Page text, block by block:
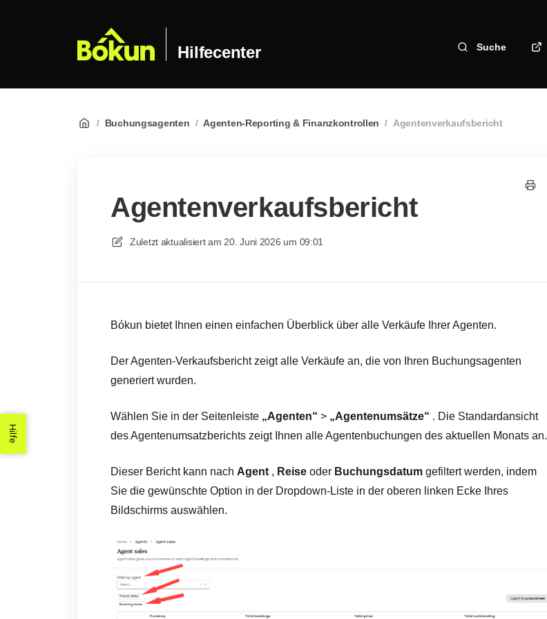
Hilfecenter Suche
/ Buchungsagenten / Agenten-Reporting & Finanzkontrollen / Agentenverkaufsbericht
Agentenverkaufsbericht
Zuletzt aktualisiert am 20. Juni 2026 um 09:01
Bókun bietet Ihnen einen einfachen Überblick über alle Verkäufe Ihrer Agenten.
Der Agenten-Verkaufsbericht zeigt alle Verkäufe an, die von Ihren Buchungsagenten
generiert wurden.
Wählen Sie in der Seitenleiste „Agenten“ > „Agentenumsätze“ . Die Standardansicht
des Agentenumsatzberichts zeigt Ihnen alle Agentenbuchungen des aktuellen Monats an.
Dieser Bericht kann nach Agent , Reise oder Buchungsdatum gefiltert werden, indem
Sie die gewünschte Option in der Dropdown-Liste in der oberen linken Ecke Ihres
Bildschirms auswählen.
Hilfe